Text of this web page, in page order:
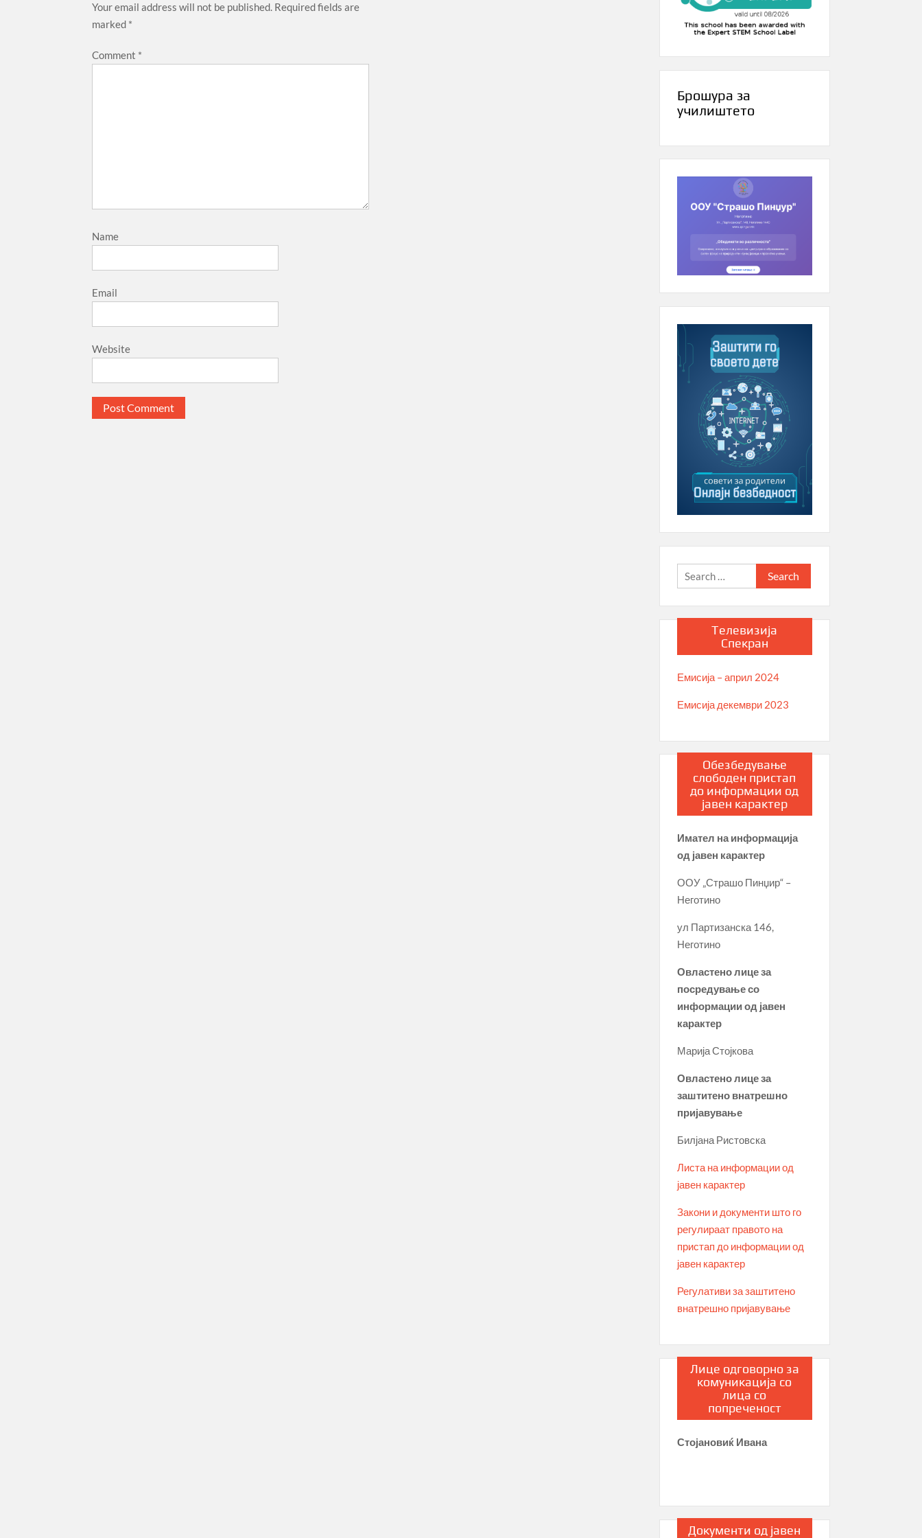
Your email address will not be published. Required fields are
marked *
Comment *
Name
Email
Website
Брошура за
училиштето
Search
for:
Телевизија
Спекран
Емисија – април 2024
Емисија декември 2023
Обезбедување
слободен пристап
до информации од
јавен карактер
Имател на информација
од јавен карактер
ООУ „Страшо Пинџир“ –
Неготино
ул Партизанска 146,
Неготино
Овластено лице за
посредување со
информации од јавен
карактер
Марија Стојкова
Овластено лице за
заштитено внатрешно
пријавување
Билјана Ристовска
Листа на информации од
јавен карактер
Закони и документи што го
регулираат правото на
пристап до информации од
јавен карактер
Регулативи за заштитено
внатрешно пријавување
Лице одговорно за
комуникација со
лица со
попреченост
Стојановиќ Ивана
Документи од јавен